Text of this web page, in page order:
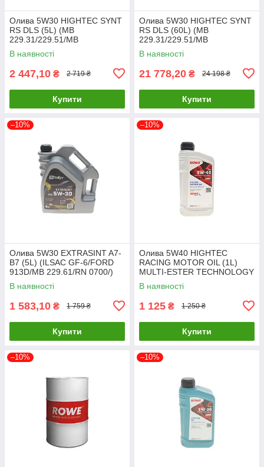
Олива 5W30 HIGHTEC SYNT
RS DLS (5L) (MB
229.31/229.51/MB
229.52/BMW LL-04) (ACEA
C2,C3/API 20118-0050-99
В наявності
2 447,10 ₴ 2 719 ₴
Купити
Олива 5W30 HIGHTEC SYNT
RS DLS (60L) (MB
229.31/229.51/MB
229.52/BMW LL-04) ACEA
C2,C3/API 20118-0600-99
В наявності
21 778,20 ₴ 24 198 ₴
Купити
–10%
Олива 5W30 EXTRASINT A7-
B7 (5L) (ILSAC GF-6/FORD
913D/MB 229.61/RN 0700/)
(API SN Plus/SP) SOLGY
504016 UA61
В наявності
1 583,10 ₴ 1 759 ₴
Купити
–10%
Олива 5W40 HIGHTEC
RACING MOTOR OIL (1L)
MULTI-ESTER TECHNOLOGY
ROWE 20044-0010-99 UA61
В наявності
1 125 ₴ 1 250 ₴
Купити
–10% –10%